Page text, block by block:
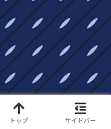
トップ サイドバー